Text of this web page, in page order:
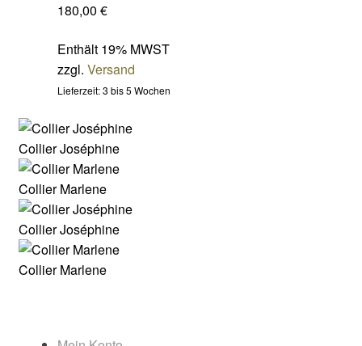
180,00 €
Enthält 19% MWST
zzgl. Versand
Lieferzeit: 3 bis 5 Wochen
Collier Joséphine
Collier Marlene
Collier Joséphine
Collier Marlene